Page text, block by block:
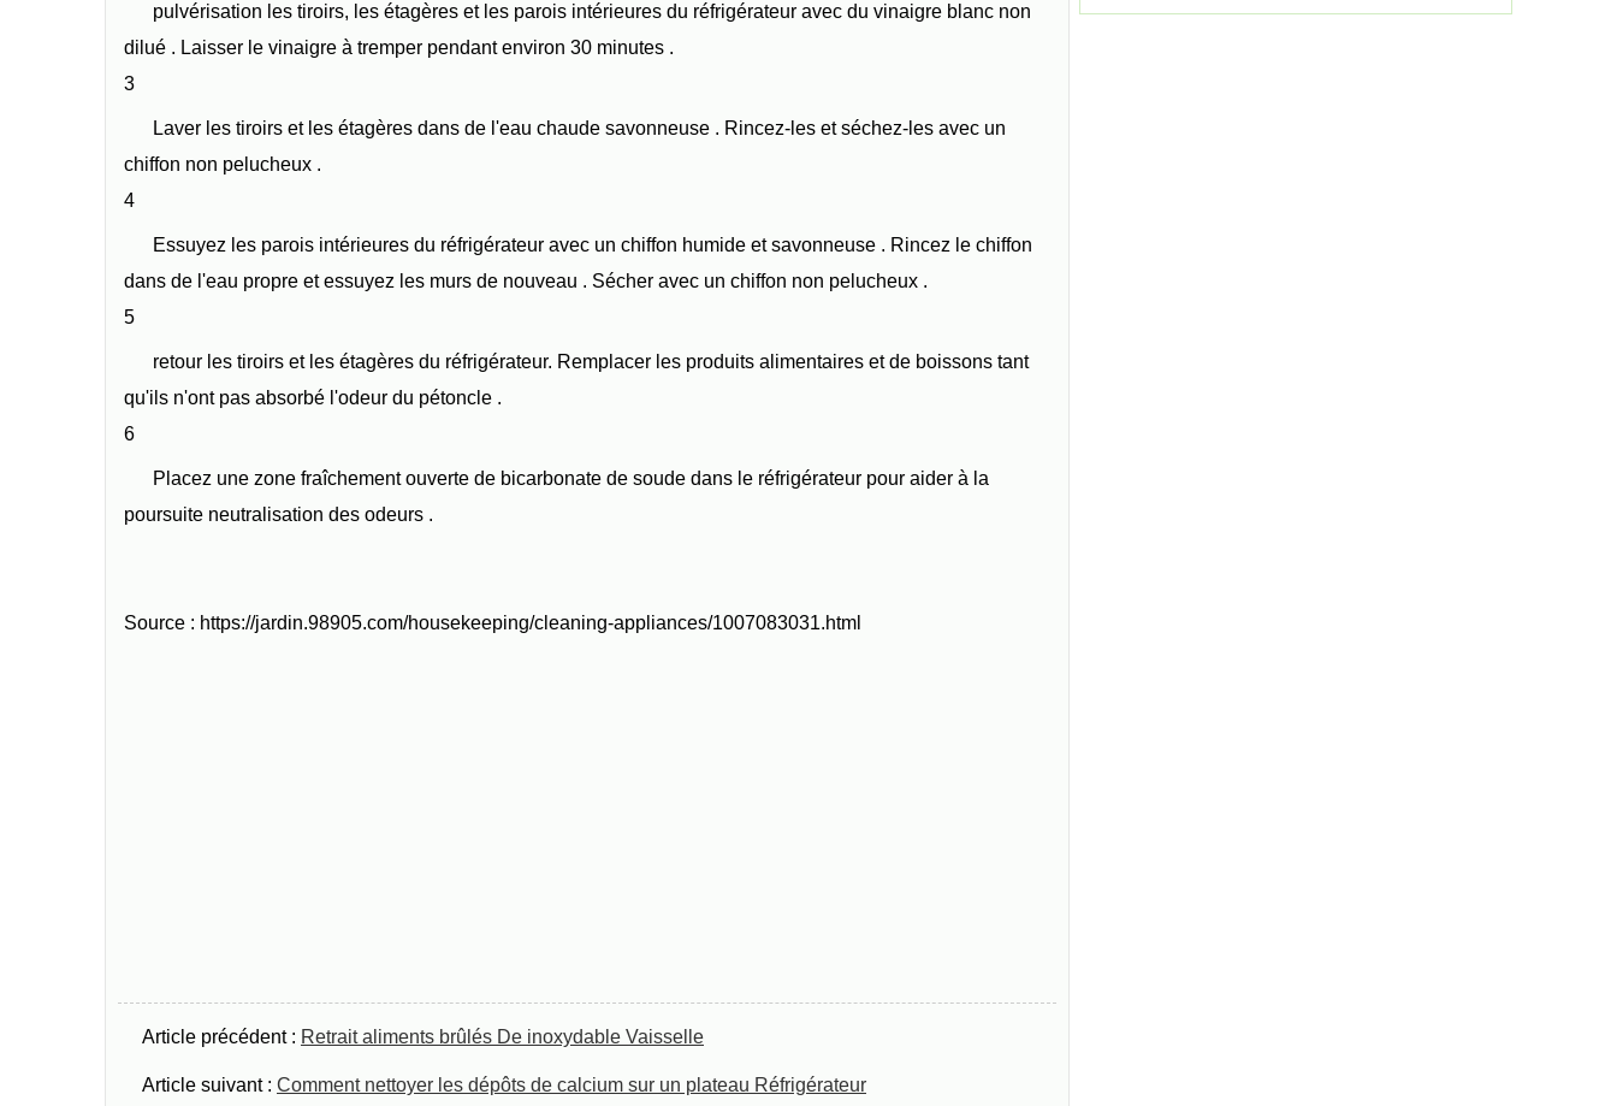
pulvérisation les tiroirs, les étagères et les parois intérieures du réfrigérateur avec du vinaigre blanc non
dilué . Laisser le vinaigre à tremper pendant environ 30 minutes .
3
Laver les tiroirs et les étagères dans de l'eau chaude savonneuse . Rincez-les et séchez-les avec un
chiffon non pelucheux .
4
Essuyez les parois intérieures du réfrigérateur avec un chiffon humide et savonneuse . Rincez le chiffon
dans de l'eau propre et essuyez les murs de nouveau . Sécher avec un chiffon non pelucheux .
5
retour les tiroirs et les étagères du réfrigérateur. Remplacer les produits alimentaires et de boissons tant
qu'ils n'ont pas absorbé l'odeur du pétoncle .
6
Placez une zone fraîchement ouverte de bicarbonate de soude dans le réfrigérateur pour aider à la
poursuite neutralisation des odeurs .
Source : https://jardin.98905.com/housekeeping/cleaning-appliances/1007083031.html
Article précédent : Retrait aliments brûlés De inoxydable Vaisselle
Article suivant : Comment nettoyer les dépôts de calcium sur un plateau Réfrigérateur